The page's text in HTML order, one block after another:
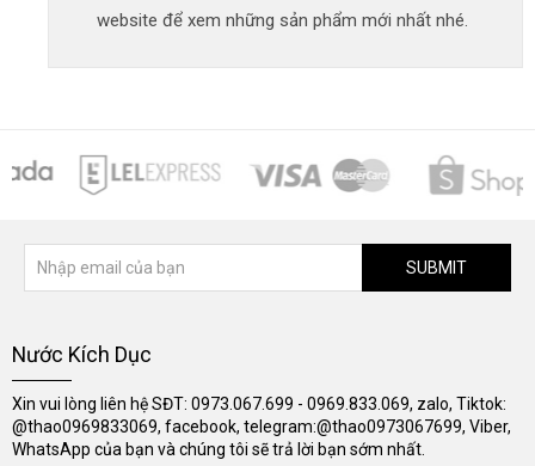
website để xem những sản phẩm mới nhất nhé.
SUBMIT
Nước Kích Dục
Xin vui lòng liên hệ SĐT: 0973.067.699 - 0969.833.069, zalo, Tiktok:
@thao0969833069, facebook, telegram:@thao0973067699, Viber,
WhatsApp của bạn và chúng tôi sẽ trả lời bạn sớm nhất.